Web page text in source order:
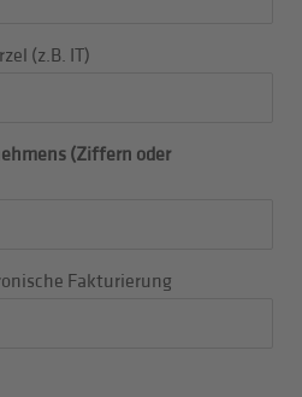
(z.B. IT)
(Ziffern oder
Fakturierung